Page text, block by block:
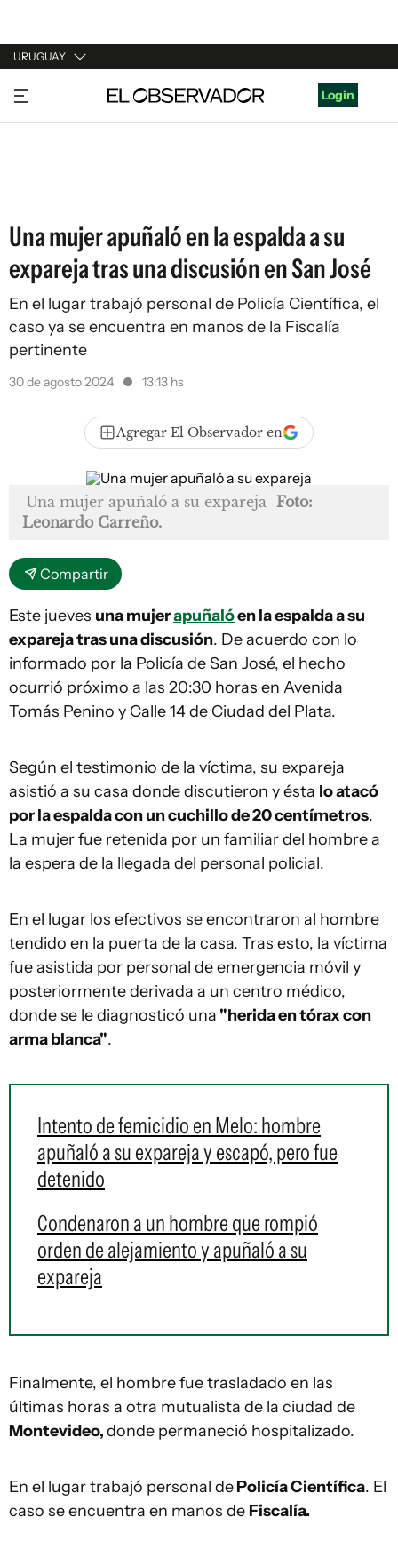
URUGUAY
URUGUAY
ARGENTINA
Login
Una mujer apuñaló en la espalda a su
expareja tras una discusión en San José
En el lugar trabajó personal de Policía Científica, el
caso ya se encuentra en manos de la Fiscalía
pertinente
30 de agosto 2024 13:13 hs
Agregar El Observador en
Una mujer apuñaló a su expareja Foto:
Leonardo Carreño.
Compartir
Este jueves una mujerapuñalóen la espalda a su
expareja tras una discusión. De acuerdo con lo
informado por la Policía de San José, el hecho
ocurrió próximo a las 20:30 horas en Avenida
Tomás Penino y Calle 14 de Ciudad del Plata.
Según el testimonio de la víctima, su expareja
asistió a su casa donde discutieron y ésta lo atacó
por la espalda con un cuchillo de 20 centímetros.
La mujer fue retenida por un familiar del hombre a
la espera de la llegada del personal policial.
En el lugar los efectivos se encontraron al hombre
tendido en la puerta de la casa. Tras esto, la víctima
fue asistida por personal de emergencia móvil y
posteriormente derivada a un centro médico,
donde se le diagnosticó una "herida en tórax con
arma blanca".
Intento de femicidio en Melo: hombre
apuñaló a su expareja y escapó, pero fue
detenido
Condenaron a un hombre que rompió
orden de alejamiento y apuñaló a su
expareja
Finalmente, el hombre fue trasladado en las
últimas horas a otra mutualista de la ciudad de
Montevideo,donde permaneció hospitalizado.
En el lugar trabajó personal dePolicía Científica. El
caso se encuentra en manos de Fiscalía.